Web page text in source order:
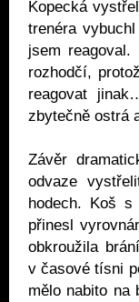
Kopecká
trenéra
jsem
rozhodčí,
reagovat
zbytečně ostrá
Závěr
odvaze
hodech. Koš
přinesl
obkroužila
v časové tísni
mělo nabito na